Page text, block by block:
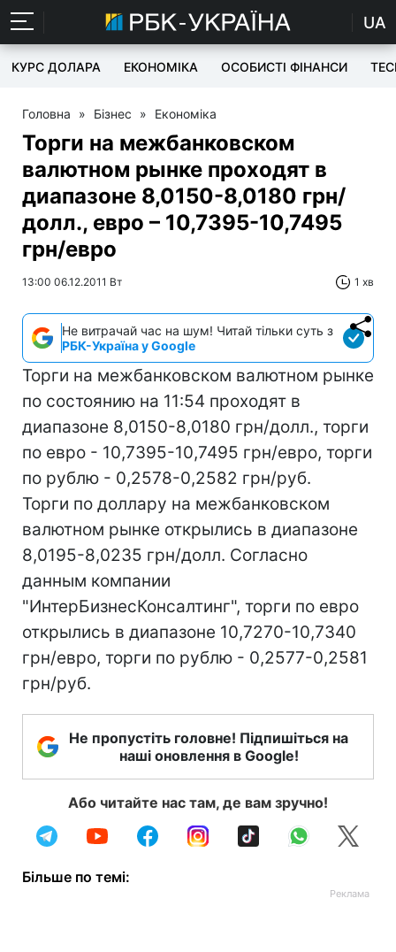
UA
КУРС ДОЛАРА ЕКОНОМІКА ОСОБИСТІ ФІНАНСИ
Головна » Бізнес » Економіка
Торги на межбанковском
валютном рынке проходят в
диапазоне 8,0150-8,0180 грн/
долл., евро – 10,7395-10,7495
грн/евро
13:00 06.12.2011 Вт 1 хв
Не витрачай час на шум! Читай тільки суть з
РБК-Україна у Google
Торги на межбанковском валютном рынке
по состоянию на 11:54 проходят в
диапазоне 8,0150-8,0180 грн/долл., торги
по евро - 10,7395-10,7495 грн/евро, торги
по рублю - 0,2578-0,2582 грн/руб.
Торги по доллару на межбанковском
валютном рынке открылись в диапазоне
8,0195-8,0235 грн/долл. Согласно
данным компании
"ИнтерБизнесКонсалтинг", торги по евро
открылись в диапазоне 10,7270-10,7340
грн/евро, торги по рублю - 0,2577-0,2581
грн/руб.
Не пропустіть головне! Підпишіться на
наші оновлення в Google!
Або читайте нас там, де вам зручно!
Більше по темі: